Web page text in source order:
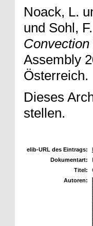
Noack, L.
und Sohl, F.
Assembly
Österreich.
Dieses
stellen.
elib-URL des Eintrags:
Dokumentart:
Titel:
Autoren: